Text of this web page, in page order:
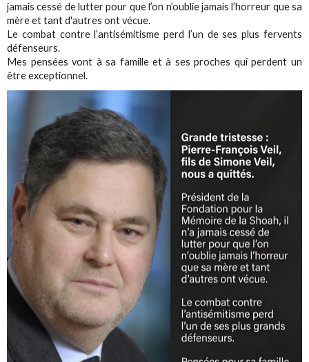
jamais cessé de lutter pour que l’on n’oublie jamais l’horreur que sa
mère et tant d'autres ont vécue.
Le combat contre l’antisémitisme perd l’un de ses plus fervents
défenseurs.
Mes pensées vont à sa famille et à ses proches qui perdent un
être exceptionnel.